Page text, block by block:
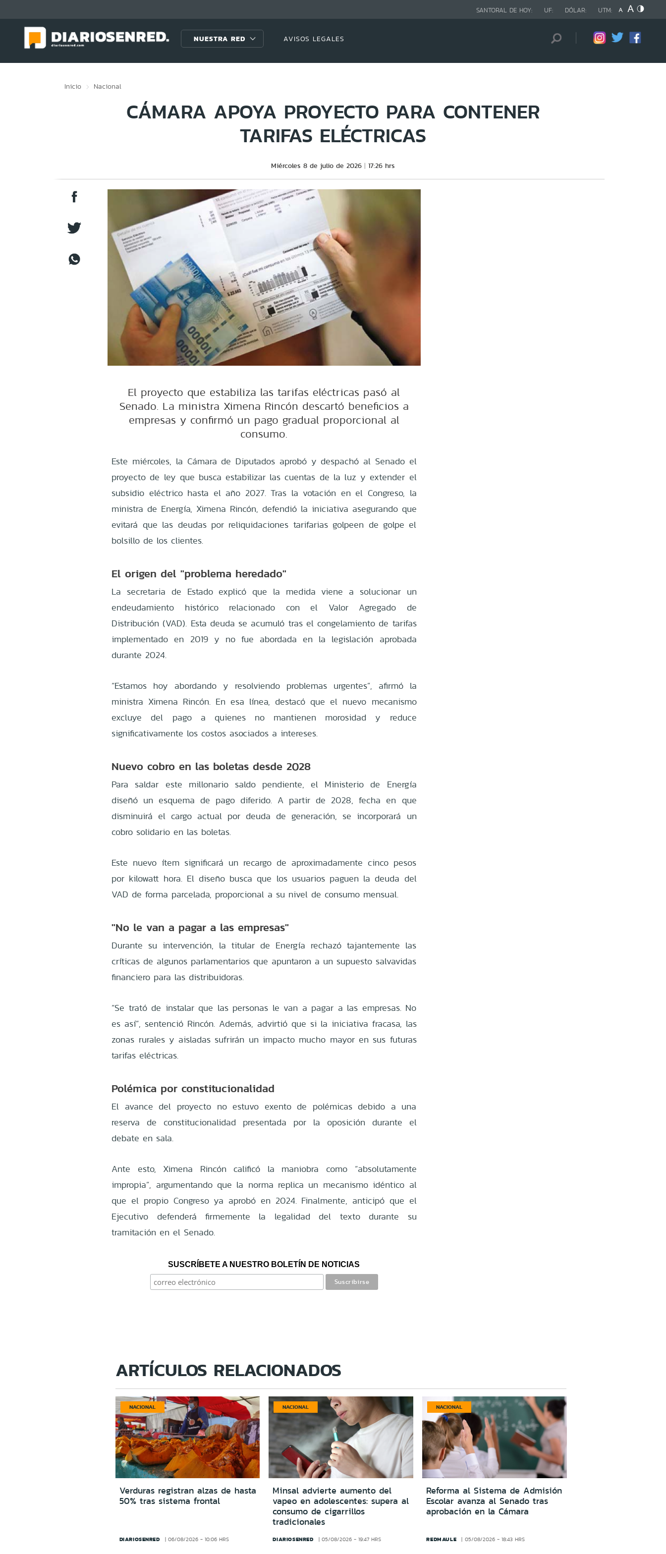
SANTORAL DE HOY: UF: DÓLAR: UTM:
NUESTRA RED AVISOS LEGALES
Inicio Nacional
CÁMARA APOYA PROYECTO PARA CONTENER
TARIFAS ELÉCTRICAS
Miércoles 8 de julio de 2026 17:26 hrs
El proyecto que estabiliza las tarifas eléctricas pasó al
Senado. La ministra Ximena Rincón descartó beneficios a
empresas y confirmó un pago gradual proporcional al
consumo.
Este miércoles, la Cámara de Diputados aprobó y despachó al Senado el
proyecto de ley que busca estabilizar las cuentas de la luz y extender el
subsidio eléctrico hasta el año 2027. Tras la votación en el Congreso, la
ministra de Energía, Ximena Rincón, defendió la iniciativa asegurando que
evitará que las deudas por reliquidaciones tarifarias golpeen de golpe el
bolsillo de los clientes.
El origen del "problema heredado"
La secretaria de Estado explicó que la medida viene a solucionar un
endeudamiento histórico relacionado con el Valor Agregado de
Distribución (VAD). Esta deuda se acumuló tras el congelamiento de tarifas
implementado en 2019 y no fue abordada en la legislación aprobada
durante 2024.
“Estamos hoy abordando y resolviendo problemas urgentes”, afirmó la
ministra Ximena Rincón. En esa línea, destacó que el nuevo mecanismo
excluye del pago a quienes no mantienen morosidad y reduce
significativamente los costos asociados a intereses.
Nuevo cobro en las boletas desde 2028
Para saldar este millonario saldo pendiente, el Ministerio de Energía
diseñó un esquema de pago diferido. A partir de 2028, fecha en que
disminuirá el cargo actual por deuda de generación, se incorporará un
cobro solidario en las boletas.
Este nuevo ítem significará un recargo de aproximadamente cinco pesos
por kilowatt hora. El diseño busca que los usuarios paguen la deuda del
VAD de forma parcelada, proporcional a su nivel de consumo mensual.
"No le van a pagar a las empresas"
Durante su intervención, la titular de Energía rechazó tajantemente las
críticas de algunos parlamentarios que apuntaron a un supuesto salvavidas
financiero para las distribuidoras.
“Se trató de instalar que las personas le van a pagar a las empresas. No
es así”, sentenció Rincón. Además, advirtió que si la iniciativa fracasa, las
zonas rurales y aisladas sufrirán un impacto mucho mayor en sus futuras
tarifas eléctricas.
Polémica por constitucionalidad
El avance del proyecto no estuvo exento de polémicas debido a una
reserva de constitucionalidad presentada por la oposición durante el
debate en sala.
Ante esto, Ximena Rincón calificó la maniobra como “absolutamente
impropia”, argumentando que la norma replica un mecanismo idéntico al
que el propio Congreso ya aprobó en 2024. Finalmente, anticipó que el
Ejecutivo defenderá firmemente la legalidad del texto durante su
tramitación en el Senado.
SUSCRÍBETE A NUESTRO BOLETÍN DE NOTICIAS
ARTÍCULOS RELACIONADOS
NACIONAL
Verduras registran alzas de hasta
50% tras sistema frontal
DIARIOSENRED 06/08/2026 - 10:06 HRS
NACIONAL
Minsal advierte aumento del
vapeo en adolescentes: supera al
consumo de cigarrillos
tradicionales
DIARIOSENRED 05/08/2026 - 19:47 HRS
NACIONAL
Reforma al Sistema de Admisión
Escolar avanza al Senado tras
aprobación en la Cámara
REDMAULE 05/08/2026 - 18:43 HRS